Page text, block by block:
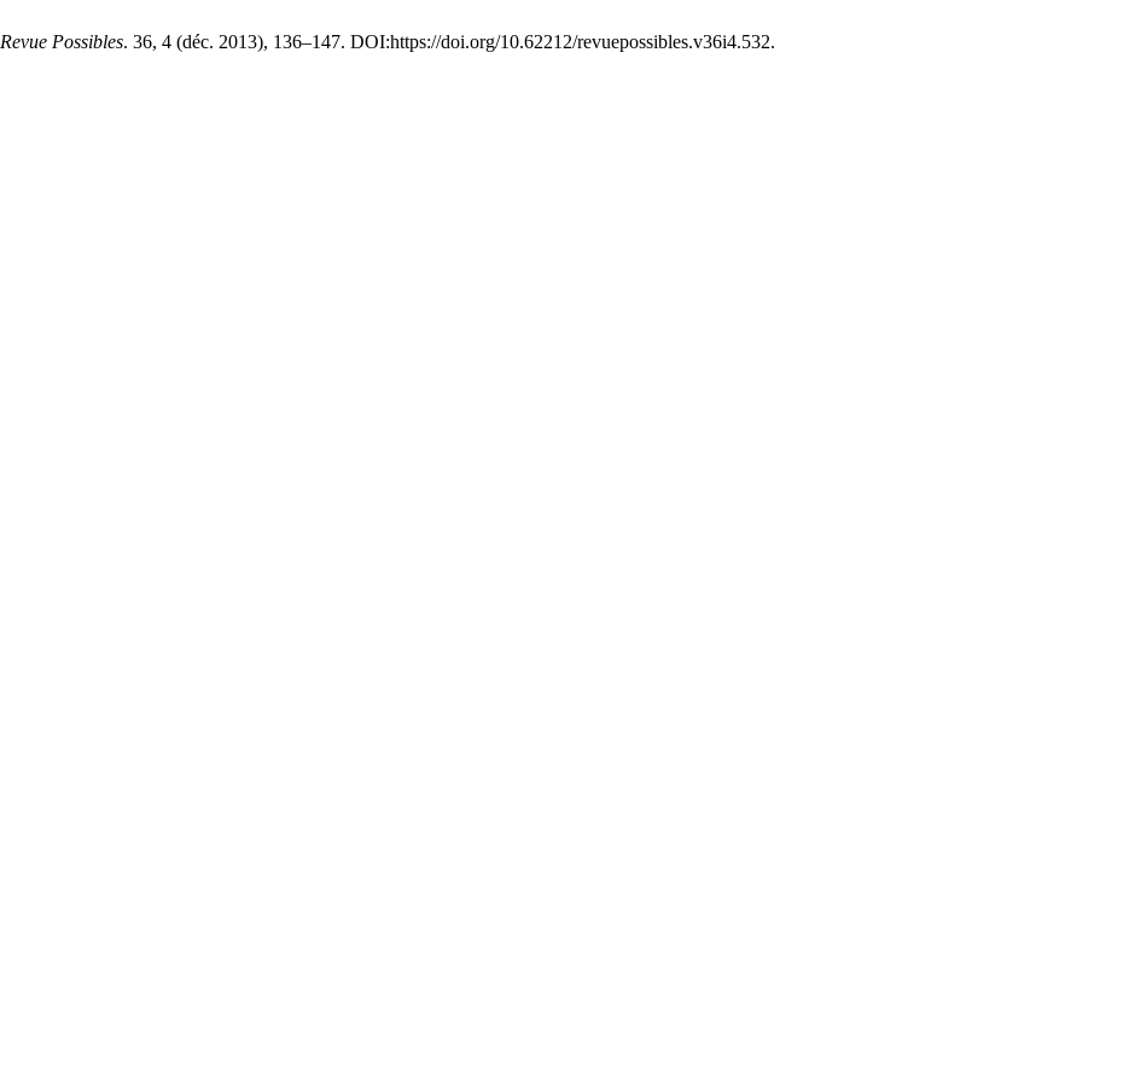
Revue Possibles. 36, 4 (déc. 2013), 136–147. DOI:https://doi.org/10.62212/revuepossibles.v36i4.532.